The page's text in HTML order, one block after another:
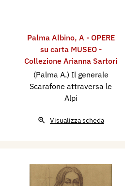
Palma Albino, A - OPERE
su carta MUSEO -
Collezione Arianna Sartori
(Palma A.) Il generale
Scarafone attraversa le
Alpi
Visualizza scheda